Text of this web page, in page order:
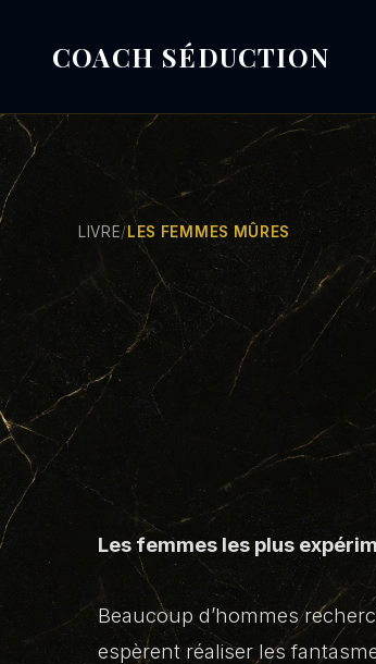
COACH SÉDUCTION
LIVRE/LES FEMMES MÛRES
Les femmes les plus
Beaucoup d’hommes
espèrent réaliser les